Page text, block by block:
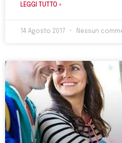
LEGGI TUTTO »
14 Agosto 2017 Nessun